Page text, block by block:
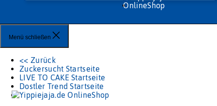
Menü schließen
<< Zurück
Zuckersucht Startseite
LIVE TO CAKE Startseite
Dostler Trend Startseite